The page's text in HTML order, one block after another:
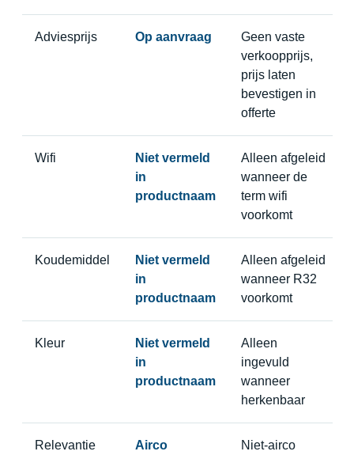
Adviesprijs Op aanvraag
Geen vaste
verkoopprijs,
prijs laten
bevestigen in
offerte
Wifi
Niet vermeld
in
productnaam
Alleen afgeleid
wanneer de
term wifi
voorkomt
Koudemiddel
Niet vermeld
in
productnaam
Alleen afgeleid
wanneer R32
voorkomt
Kleur
Niet vermeld
in
productnaam
Alleen
ingevuld
wanneer
herkenbaar
Relevantie
Airco
Niet-airco